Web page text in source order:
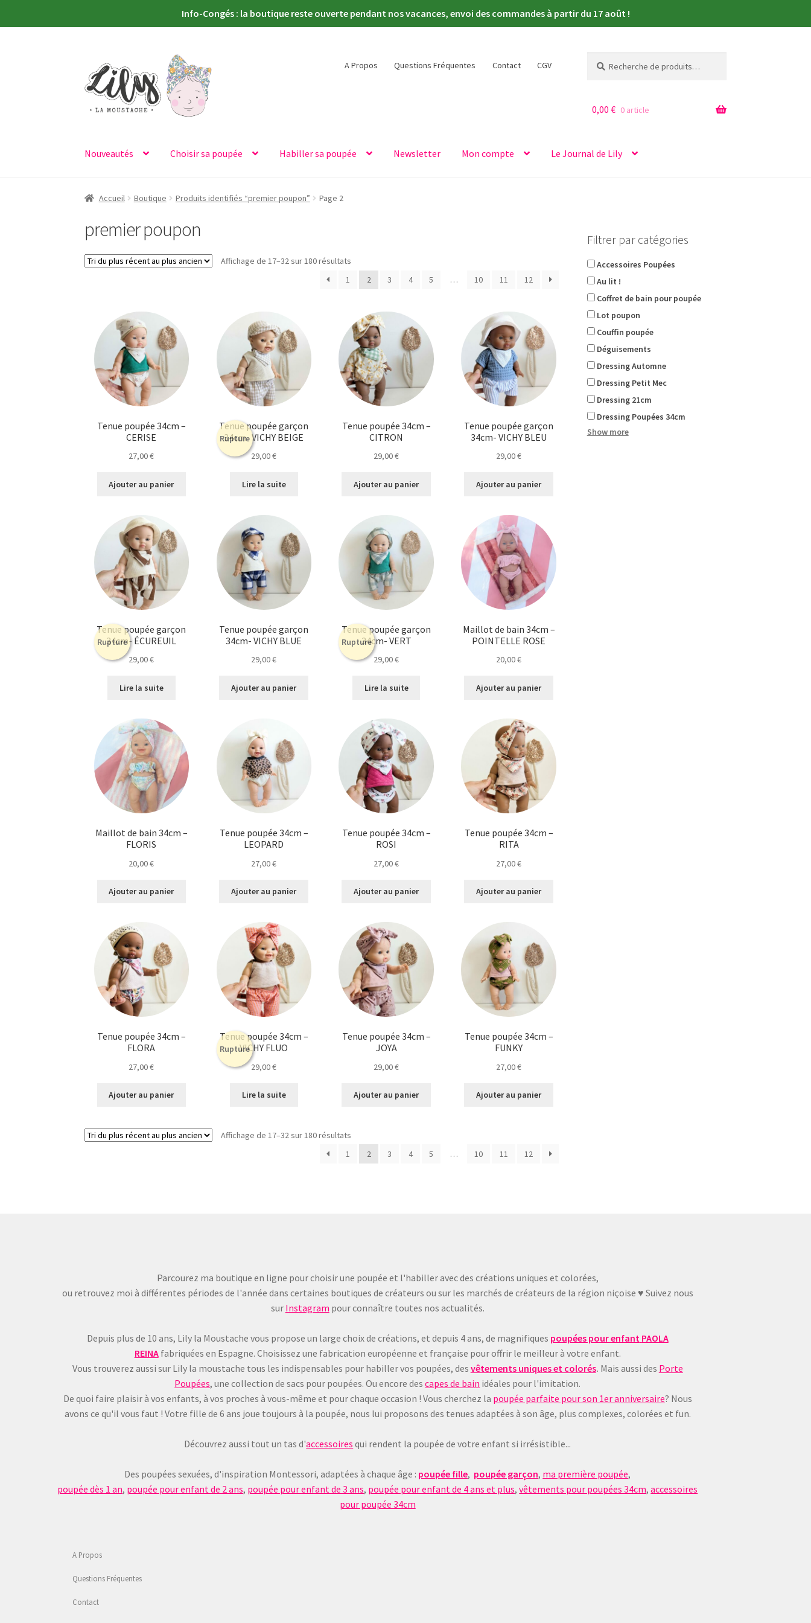
Info-Congés : la boutique reste ouverte pendant nos vacances, envoi des commandes à partir du 17 août !
à
la
navigation
au
contenu
A Propos Questions Fréquentes Contact CGV
pour :
Nouveautés Choisir sa poupée Habiller sa poupée Newsletter Mon compte Le Journal de Lily
0,00 € 0 article
Accueil Boutique Produits identifiés “premier poupon” Page 2
premier poupon
Affichage de 17–32 sur 180 résultats
du
plus
plus
ancien
1 2 3 4 5 … 10 11 12
Tenue poupée 34cm –
CERISE
27,00€
Ajouter au panier
Rupture
Tenue poupée garçon
34cm- VICHY BEIGE
29,00€
Lire la suite
Tenue poupée 34cm –
CITRON
29,00€
Ajouter au panier
Tenue poupée garçon
34cm- VICHY BLEU
29,00€
Ajouter au panier
Rupture
Tenue poupée garçon
34cm- ÉCUREUIL
29,00€
Lire la suite
Tenue poupée garçon
34cm- VICHY BLUE
29,00€
Ajouter au panier
Rupture
Tenue poupée garçon
34cm- VERT
29,00€
Lire la suite
Maillot de bain 34cm –
POINTELLE ROSE
20,00€
Ajouter au panier
Maillot de bain 34cm –
FLORIS
20,00€
Ajouter au panier
Tenue poupée 34cm –
LEOPARD
27,00€
Ajouter au panier
Tenue poupée 34cm –
ROSI
27,00€
Ajouter au panier
Tenue poupée 34cm –
RITA
27,00€
Ajouter au panier
Tenue poupée 34cm –
FLORA
27,00€
Ajouter au panier
Rupture
Tenue poupée 34cm –
VICHY FLUO
29,00€
Lire la suite
Tenue poupée 34cm –
JOYA
29,00€
Ajouter au panier
Tenue poupée 34cm –
FUNKY
27,00€
Ajouter au panier
Affichage de 17–32 sur 180 résultats
du
plus
1 2 3 4 5 … 10 11 12
Filtrer par catégories
Accessoires Poupées
Au lit !
Coffret de bain pour poupée
Lot poupon
Couffin poupée
Déguisements
Dressing Automne
Dressing Petit Mec
Dressing 21cm
Dressing Poupées 34cm
Show more
Parcourez ma boutique en ligne pour choisir une poupée et l'habiller avec des créations uniques et colorées,
ou retrouvez moi à différentes périodes de l'année dans certaines boutiques de créateurs ou sur les marchés de créateurs de la région niçoise ♥ Suivez nous
sur Instagram pour connaître toutes nos actualités.
Depuis plus de 10 ans, Lily la Moustache vous propose un large choix de créations, et depuis 4 ans, de magnifiques poupées pour enfant PAOLA
REINAfabriquées en Espagne. Choisissez une fabrication européenne et française pour offrir le meilleur à votre enfant.
Vous trouverez aussi sur Lily la moustache tous les indispensables pour habiller vos poupées, des vêtements uniques et colorés. Mais aussi des Porte
Poupées, une collection de sacs pour poupées. Ou encore descapes de bain idéales pour l'imitation.
De quoi faire plaisir à vos enfants, à vos proches à vous-même et pour chaque occasion ! Vous cherchez la poupée parfaite pour son 1er anniversaire? Nous
avons ce qu'il vous faut ! Votre fille de 6 ans joue toujours à la poupée, nous lui proposons des tenues adaptées à son âge, plus complexes, colorées et fun.
Découvrez aussi tout un tas d'accessoires qui rendent la poupée de votre enfant si irrésistible...
Des poupées sexuées, d'inspiration Montessori, adaptées à chaque âge : poupée fille, poupée garçon, ma première poupée,
poupée dès 1 an, poupée pour enfant de 2 ans, poupée pour enfant de 3 ans, poupée pour enfant de 4 ans et plus,vêtements pour poupées 34cm,accessoires
pour poupée 34cm
A Propos
Questions Fréquentes
Contact